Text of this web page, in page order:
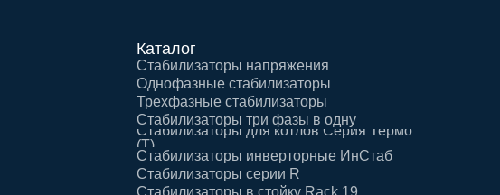
Каталог
Стабилизаторы напряжения
Однофазные стабилизаторы
Трехфазные стабилизаторы
Стабилизаторы три фазы в одну
Стабилизаторы для котлов Серия Термо
(Т)
Стабилизаторы инверторные ИнСтаб
Стабилизаторы серии R
Стабилизаторы в стойку Rack 19